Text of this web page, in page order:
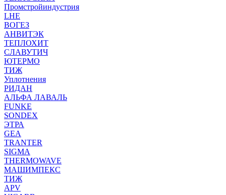
Промстройиндустрия
LHE
ВОГЕЗ
АНВИТЭК
ТЕПЛОХИТ
СЛАВУТИЧ
ЮТЕРМО
ТИЖ
Уплотнения
РИДАН
АЛЬФА ЛАВАЛЬ
FUNKE
SONDEX
ЭТРА
GEA
TRANTER
SIGMA
THERMOWAVE
МАШИМПЕКС
ТИЖ
APV